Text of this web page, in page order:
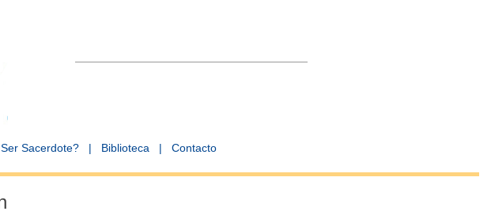
Sacerdote? | Biblioteca | Contacto